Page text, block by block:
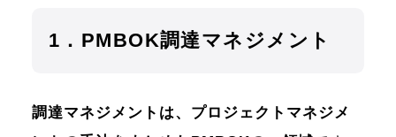
1．PMBOK調達マネジメント
調達マネジメントは、プロジェクトマネジメ